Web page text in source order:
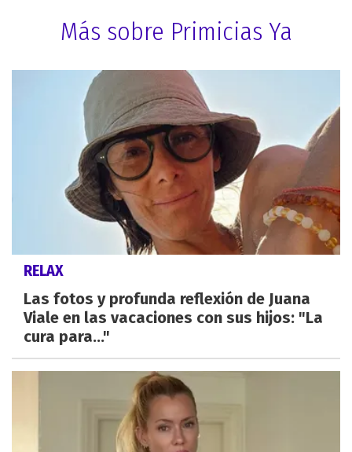
Más sobre Primicias Ya
RELAX
Las fotos y profunda reflexión de Juana
Viale en las vacaciones con sus hijos: "La
cura para..."